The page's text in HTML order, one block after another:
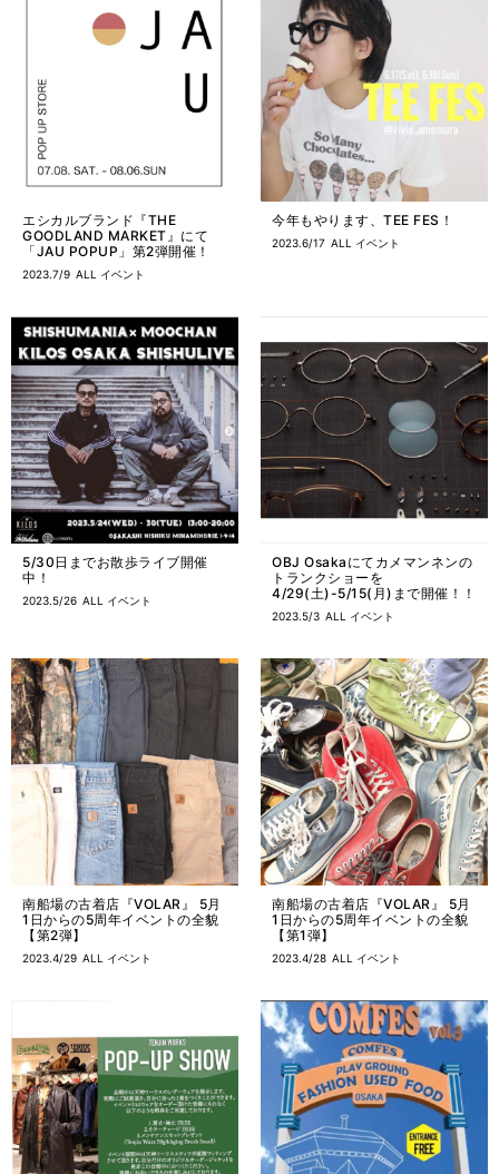
エシカルブランド『THE
GOODLAND MARKET』にて
「JAU POPUP」第2弾開催！
2023.7/9 ALL イベント
今年もやります、TEE FES！
2023.6/17 ALL イベント
5/30日までお散歩ライブ開催
中！
2023.5/26 ALL イベント
OBJ Osakaにてカメマンネンの
トランクショーを
4/29(土)-5/15(月)まで開催！！
2023.5/3 ALL イベント
南船場の古着店『VOLAR』 5月
1日からの5周年イベントの全貌
【第2弾】
2023.4/29 ALL イベント
南船場の古着店『VOLAR』 5月
1日からの5周年イベントの全貌
【第1弾】
2023.4/28 ALL イベント